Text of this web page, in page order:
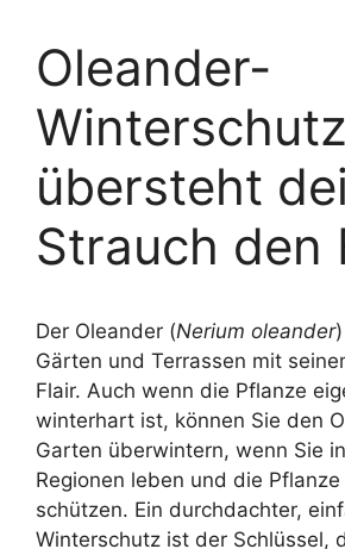
Oleander-
übersteht
Strauch den
Der Oleander (Nerium oleander
Gärten und Terrassen mit
Flair. Auch wenn die Pflanze
winterhart ist, können Sie den
Garten überwintern, wenn Sie
Regionen leben und die
schützen. Ein durchdachter,
Winterschutz ist der Schlüssel,